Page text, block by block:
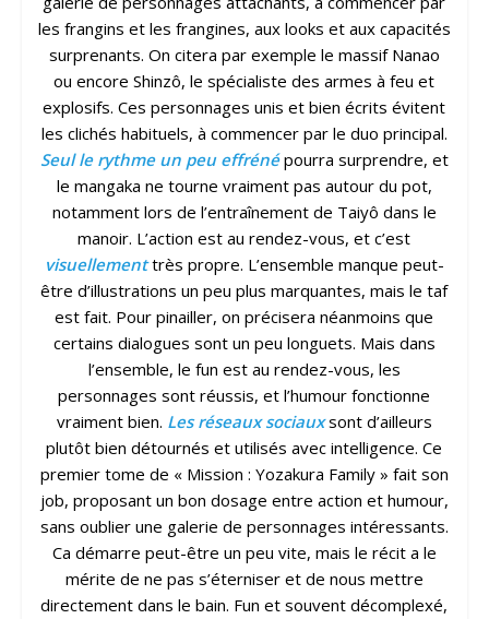
les frangins et les frangines, aux looks et aux capacités
surprenants. On citera par exemple le massif Nanao
ou encore Shinzô, le spécialiste des armes à feu et
explosifs. Ces personnages unis et bien écrits évitent
les clichés habituels, à commencer par le duo principal.
Seul le rythme un peu effrénépourra surprendre, et
le mangaka ne tourne vraiment pas autour du pot,
notamment lors de l’entraînement de Taiyô dans le
manoir. L’action est au rendez-vous, et c’est
visuellementtrès propre. L’ensemble manque peut-
être d’illustrations un peu plus marquantes, mais le taf
est fait. Pour pinailler, on précisera néanmoins que
certains dialogues sont un peu longuets. Mais dans
l’ensemble, le fun est au rendez-vous, les
personnages sont réussis, et l’humour fonctionne
vraiment bien. Les réseaux sociauxsont d’ailleurs
plutôt bien détournés et utilisés avec intelligence. Ce
premier tome de « Mission : Yozakura Family » fait son
job, proposant un bon dosage entre action et humour,
sans oublier une galerie de personnages intéressants.
Ca démarre peut-être un peu vite, mais le récit a le
mérite de ne pas s’éterniser et de nous mettre
directement dans le bain. Fun et souvent décomplexé,